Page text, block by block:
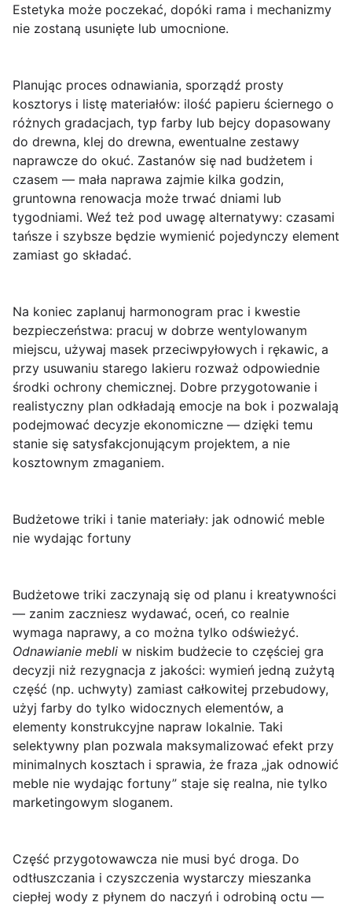
Estetyka może poczekać, dopóki rama i mechanizmy
nie zostaną usunięte lub umocnione.
Planując proces odnawiania, sporządź prosty
kosztorys i listę materiałów: ilość papieru ściernego o
różnych gradacjach, typ farby lub bejcy dopasowany
do drewna, klej do drewna, ewentualne zestawy
naprawcze do okuć. Zastanów się nad budżetem i
czasem — mała naprawa zajmie kilka godzin,
gruntowna renowacja może trwać dniami lub
tygodniami. Weź też pod uwagę alternatywy: czasami
tańsze i szybsze będzie wymienić pojedynczy element
zamiast go składać.
Na koniec zaplanuj harmonogram prac i kwestie
bezpieczeństwa: pracuj w dobrze wentylowanym
miejscu, używaj masek przeciwpyłowych i rękawic, a
przy usuwaniu starego lakieru rozważ odpowiednie
środki ochrony chemicznej. Dobre przygotowanie i
realistyczny plan odkładają emocje na bok i pozwalają
podejmować decyzje ekonomiczne — dzięki temu
stanie się satysfakcjonującym projektem, a nie
kosztownym zmaganiem.
Budżetowe triki i tanie materiały: jak odnowić meble
nie wydając fortuny
Budżetowe triki zaczynają się od planu i kreatywności
— zanim zaczniesz wydawać, oceń, co realnie
wymaga naprawy, a co można tylko odświeżyć.
Odnawianie mebli w niskim budżecie to częściej gra
decyzji niż rezygnacja z jakości: wymień jedną zużytą
część (np. uchwyty) zamiast całkowitej przebudowy,
użyj farby do tylko widocznych elementów, a
elementy konstrukcyjne napraw lokalnie. Taki
selektywny plan pozwala maksymalizować efekt przy
minimalnych kosztach i sprawia, że fraza „jak odnowić
meble nie wydając fortuny” staje się realna, nie tylko
marketingowym sloganem.
Część przygotowawcza nie musi być droga. Do
odtłuszczania i czyszczenia wystarczy mieszanka
ciepłej wody z płynem do naczyń i odrobiną octu —